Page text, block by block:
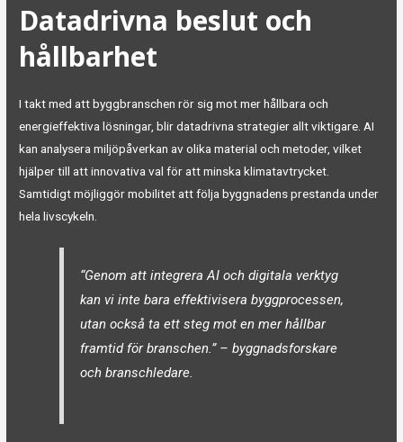
Datadrivna beslut och
hållbarhet
I takt med att byggbranschen rör sig mot mer hållbara och
energieffektiva lösningar, blir datadrivna strategier allt viktigare. AI
kan analysera miljöpåverkan av olika material och metoder, vilket
hjälper till att innovativa val för att minska klimatavtrycket.
Samtidigt möjliggör mobilitet att följa byggnadens prestanda under
hela livscykeln.
“Genom att integrera AI och digitala verktyg
kan vi inte bara effektivisera byggprocessen,
utan också ta ett steg mot en mer hållbar
framtid för branschen.” – byggnadsforskare
och branschledare.